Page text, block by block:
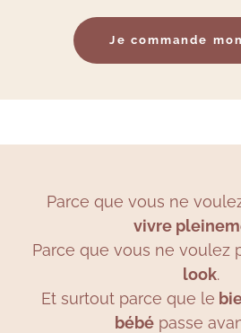
Je commande
Parce que vous ne
vivre
Parce que vous ne voulez
look.
Et surtout parce que le
bébépasse